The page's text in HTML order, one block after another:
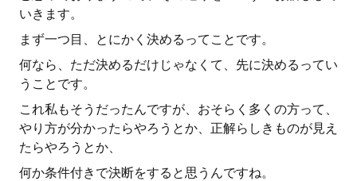
いきます。
まず一つ目、とにかく決めるってことです。
何なら、ただ決めるだけじゃなくて、先に決めるってい
うことです。
これ私もそうだったんですが、おそらく多くの方って、
やり方が分かったらやろうとか、正解らしきものが見え
たらやろうとか、
何か条件付きで決断をすると思うんですね。